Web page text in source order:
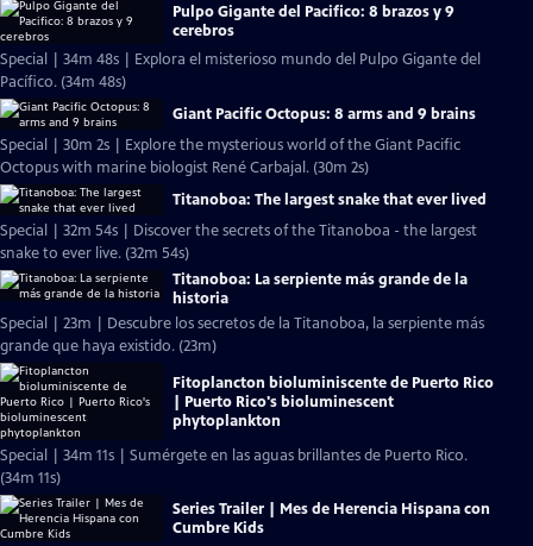
Pulpo Gigante del Pacifico: 8 brazos y 9
cerebros
Special | 34m 48s | Explora el misterioso mundo del Pulpo Gigante del
Pacífico. (34m 48s)
Giant Pacific Octopus: 8 arms and 9 brains
Special | 30m 2s | Explore the mysterious world of the Giant Pacific
Octopus with marine biologist René Carbajal. (30m 2s)
Titanoboa: The largest snake that ever lived
Special | 32m 54s | Discover the secrets of the Titanoboa - the largest
snake to ever live. (32m 54s)
Titanoboa: La serpiente más grande de la
historia
Special | 23m | Descubre los secretos de la Titanoboa, la serpiente más
grande que haya existido. (23m)
Fitoplancton bioluminiscente de Puerto Rico
| Puerto Rico's bioluminescent
phytoplankton
Special | 34m 11s | Sumérgete en las aguas brillantes de Puerto Rico.
(34m 11s)
Series Trailer | Mes de Herencia Hispana con
Cumbre Kids